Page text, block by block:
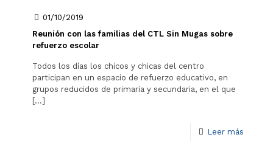
01/10/2019
Reunión con las familias del CTL Sin Mugas sobre
refuerzo escolar
Todos los días los chicos y chicas del centro
participan en un espacio de refuerzo educativo, en
grupos reducidos de primaria y secundaria, en el que
[…]
Leer más